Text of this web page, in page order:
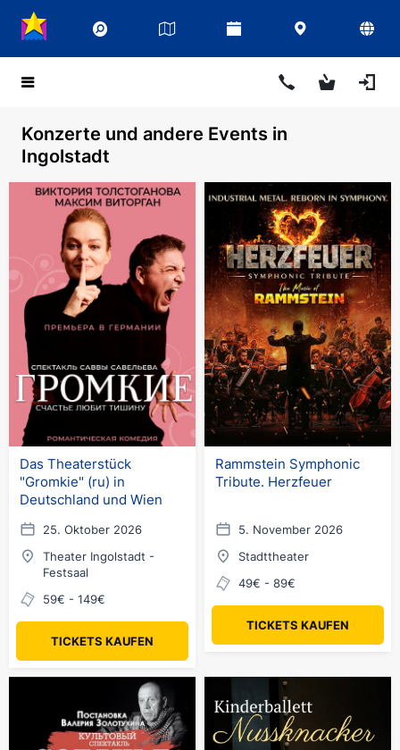
Konzerte und andere Events in
Ingolstadt
Das Theaterstück
"Gromkie" (ru) in
Deutschland und Wien
25. Oktober 2026
Theater Ingolstadt -
Festsaal
59€ - 149€
TICKETS KAUFEN
Rammstein Symphonic
Tribute. Herzfeuer
5. November 2026
Stadttheater
49€ - 89€
TICKETS KAUFEN